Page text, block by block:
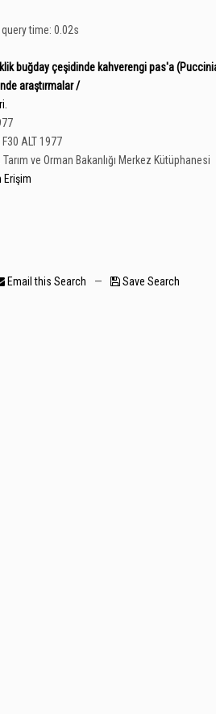
query time: 0.02s
buğday çeşidinde kahverengi pas'a (Puccinia
araştırmalar /
F30 ALT 1977
Tarım ve Orman Bakanlığı Merkez Kütüphanesi
Erişim
Email this Search — Save Search